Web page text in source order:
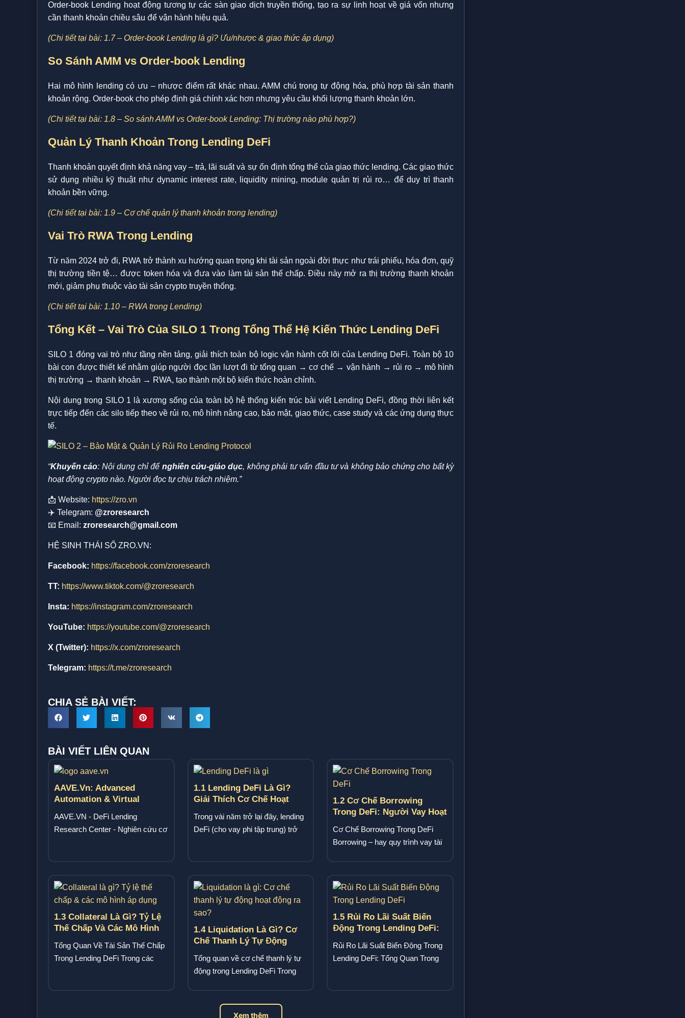
Order-book Lending hoạt động tương tự các sàn giao dịch truyền thống, tạo ra sự linh hoạt về giá vốn nhưng
cần thanh khoản chiều sâu để vận hành hiệu quả.
(Chi tiết tại bài: 1.7 – Order-book Lending là gì? Ưu/nhược & giao thức áp dụng)
So Sánh AMM vs Order-book Lending
Hai mô hình lending có ưu – nhược điểm rất khác nhau. AMM chú trọng tự động hóa, phù hợp tài sản thanh
khoản rộng. Order-book cho phép định giá chính xác hơn nhưng yêu cầu khối lượng thanh khoản lớn.
(Chi tiết tại bài: 1.8 – So sánh AMM vs Order-book Lending: Thị trường nào phù hợp?)
Quản Lý Thanh Khoản Trong Lending DeFi
Thanh khoản quyết định khả năng vay – trả, lãi suất và sự ổn định tổng thể của giao thức lending. Các giao thức
sử dụng nhiều kỹ thuật như dynamic interest rate, liquidity mining, module quản trị rủi ro… để duy trì thanh
khoản bền vững.
(Chi tiết tại bài: 1.9 – Cơ chế quản lý thanh khoản trong lending)
Vai Trò RWA Trong Lending
Từ năm 2024 trở đi, RWA trở thành xu hướng quan trọng khi tài sản ngoài đời thực như trái phiếu, hóa đơn, quỹ
thị trường tiền tệ… được token hóa và đưa vào làm tài sản thế chấp. Điều này mở ra thị trường thanh khoản
mới, giảm phụ thuộc vào tài sản crypto truyền thống.
(Chi tiết tại bài: 1.10 – RWA trong Lending)
Tổng Kết – Vai Trò Của SILO 1 Trong Tổng Thể Hệ Kiến Thức Lending DeFi
SILO 1 đóng vai trò như tầng nền tảng, giải thích toàn bộ logic vận hành cốt lõi của Lending DeFi. Toàn bộ 10
bài con được thiết kế nhằm giúp người đọc lần lượt đi từ tổng quan → cơ chế → vận hành → rủi ro → mô hình
thị trường → thanh khoản → RWA, tạo thành một bộ kiến thức hoàn chỉnh.
Nội dung trong SILO 1 là xương sống của toàn bộ hệ thống kiến trúc bài viết Lending DeFi, đồng thời liên kết
trực tiếp đến các silo tiếp theo về rủi ro, mô hình nâng cao, bảo mật, giao thức, case study và các ứng dụng thực
tế.
“Khuyến cáo: Nội dung chỉ để nghiên cứu-giáo dục, không phải tư vấn đầu tư và không bảo chứng cho bất kỳ
hoạt động crypto nào. Người đọc tự chịu trách nhiệm.”
📩 Website: https://zro.vn
✈️ Telegram: @zroresearch
📧 Email: zroresearch@gmail.com
HỆ SINH THÁI SỐ ZRO.VN:
Facebook: https://facebook.com/zroresearch
TT: https://www.tiktok.com/@zroresearch
Insta: https://instagram.com/zroresearch
YouTube: https://youtube.com/@zroresearch
X (Twitter): https://x.com/zroresearch
Telegram: https://t.me/zroresearch
CHIA SẺ BÀI VIẾT:
BÀI VIẾT LIÊN QUAN
AAVE.vn: Advanced
Automation & Virtual
AAVE.VN - DeFi Lending
Research Center - Nghiên cứu cơ
1.1 Lending DeFi Là Gì?
Giải Thích Cơ Chế Hoạt
Mới
Trong vài năm trở lại đây, lending
DeFi (cho vay phi tập trung) trở
1.2 Cơ Chế Borrowing
Trong DeFi: Người Vay Hoạt
Thích Chi Tiết
Cơ Chế Borrowing Trong DeFi
Borrowing – hay quy trình vay tài
1.3 Collateral Là Gì? Tỷ Lệ
Thế Chấp Và Các Mô Hình
DeFi
Tổng Quan Về Tài Sản Thế Chấp
Trong Lending DeFi Trong các
1.4 Liquidation Là Gì? Cơ
Chế Thanh Lý Tự Động
Động Như Thế Nào?
Tổng quan về cơ chế thanh lý tự
động trong Lending DeFi Trong
1.5 Rủi Ro Lãi Suất Biến
Động Trong Lending DeFi:
Và Cách Quản Lý
Rủi Ro Lãi Suất Biến Động Trong
Lending DeFi: Tổng Quan Trong
Xem thêm